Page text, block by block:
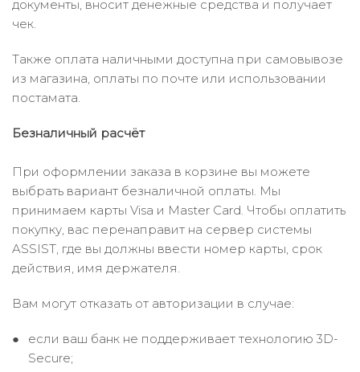
документы, вносит денежные средства и получает
чек.
Также оплата наличными доступна при самовывозе
из магазина, оплаты по почте или использовании
постамата.
Безналичный расчёт
При оформлении заказа в корзине вы можете
выбрать вариант безналичной оплаты. Мы
принимаем карты Visa и Master Card. Чтобы оплатить
покупку, вас перенаправит на сервер системы
ASSIST, где вы должны ввести номер карты, срок
действия, имя держателя.
Вам могут отказать от авторизации в случае:
если ваш банк не поддерживает технологию 3D-
Secure;